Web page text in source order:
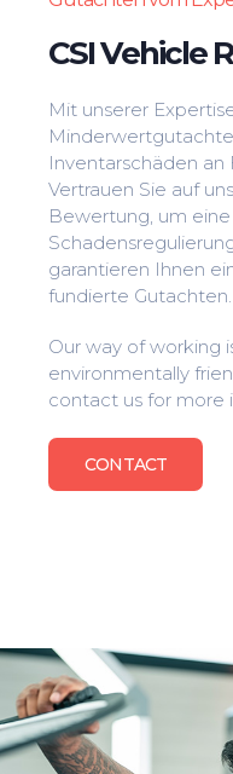
CSI Vehicle
Mit unserer
Inventarschäden
Vertrauen Sie auf
Bewertung, um
garantieren Ihnen
fundierte Gutachten.
Our way of working
environmentally
contact us for more
CONTACT